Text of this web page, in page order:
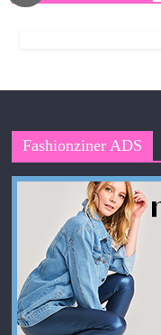
Fashionziner ADS